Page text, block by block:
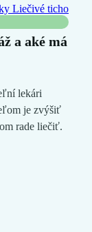
a aké má
lekári
je zvýšiť
rade liečiť.
Liečivé ticho